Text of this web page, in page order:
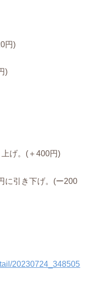
円)
)
げ。(＋400円)
に引き下げ。(ー200
20230724_348505